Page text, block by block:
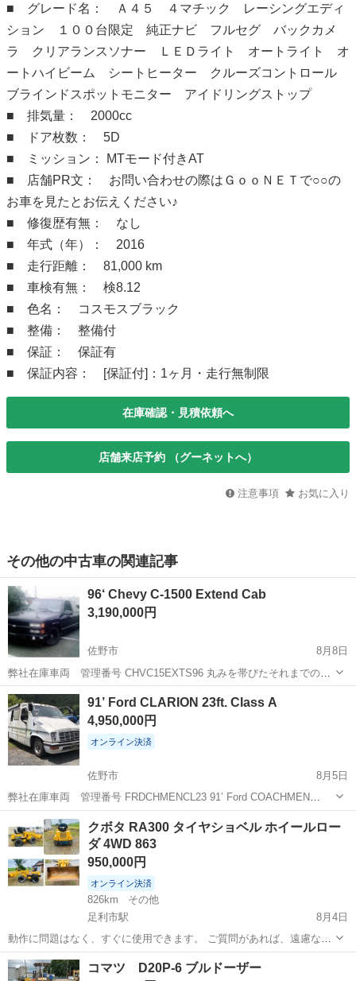
■ グレード名： Ａ４５ ４マチック レーシングエディ
ション １００台限定 純正ナビ フルセグ バックカメ
ラ クリアランスソナー ＬＥＤライト オートライト オ
ートハイビーム シートヒーター クルーズコントロール
ブラインドスポットモニター アイドリングストップ
■ 排気量： 2000cc
■ ドア枚数： 5D
■ ミッション： MTモード付きAT
■ 店舗PR文： お問い合わせの際はＧｏｏＮＥＴで○○の
お車を見たとお伝えください♪
■ 修復歴有無： なし
■ 年式（年）： 2016
■ 走行距離： 81,000 km
■ 車検有無： 検8.12
■ 色名： コスモスブラック
■ 整備： 整備付
■ 保証： 保証有
■ 保証内容： [保証付]：1ヶ月・走行無制限
在庫確認・見積依頼へ
店舗来店予約 （グーネットへ）
注意事項 お気に入り
その他の中古車の関連記事
96‘ Chevy C-1500 Extend Cab
3,190,000円
佐野市
8月8日
弊社在庫車両 管理番号 CHVC15EXTS96 丸みを帯びたそれまでのス
タイルから、直線的なスタイルに変更。フェイスリフトで、「シェビ
ートラックマスク」ともいわれる、力強いフロントマスクが付けら
れ、日本でもファンの中では...
栃木 佐野市
91’ Ford CLARION 23ft. Class A
4,950,000円
オンライン決済
佐野市
8月5日
弊社在庫車両 管理番号 FRDCHMENCL23 91’ Ford COACHMEN
CLARION 23feet Motorhome メーカー：CLARION Motors Corp. 製造
工場：COACHMEN I...
佐野市 その他
クボタ RA300 タイヤショベル ホイールロー
ダ 4WD 863
950,000円
オンライン決済
826km
その他
足利市駅
8月4日
動作に問題はなく、すぐに使用できます。 ご質問があれば、遠慮なく
お尋ねください。 〒326-0141 栃木県足利市小俣町1809-1 ここから出
品されています。
栃木 足利市 その他
コマツ D20P-6 ブルドーザー